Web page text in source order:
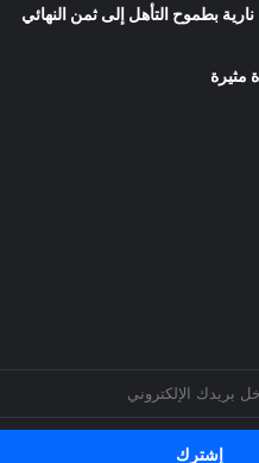
بطموح التأهل إلى ثمن النهائي
مثيرة